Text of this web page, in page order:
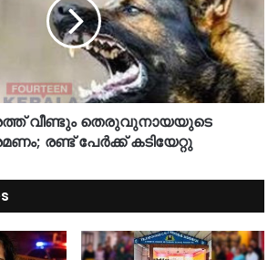
വീണ്ടും തെരുവുനായയുടെ
രണ്ട് പേർക്ക് കടിയേറ്റു